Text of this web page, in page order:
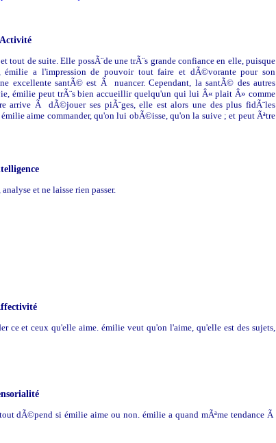
Activité
tout de suite. Elle possÃ¨de une trÃ¨s grande confiance en elle, puisque
a l'impression de pouvoir tout faire et dÃ©vorante pour son
excellente santÃ© est Ã nuancer. Cependant, la santÃ© des autres
émilie peut trÃ¨s bien accueillir quelqu'un qui lui Â« plait Â» comme
arrive Ã dÃ©jouer ses piÃ¨ges, elle est alors une des plus fidÃ¨les
aime commander, qu'on lui obÃ©isse, qu'on la suive ; et peut Ãªtre
et ne laisse rien passer.
ce et ceux qu'elle aime. émilie veut qu'on l'aime, qu'elle est des sujets,
dÃ©pend si émilie aime ou non. émilie a quand mÃªme tendance Ã